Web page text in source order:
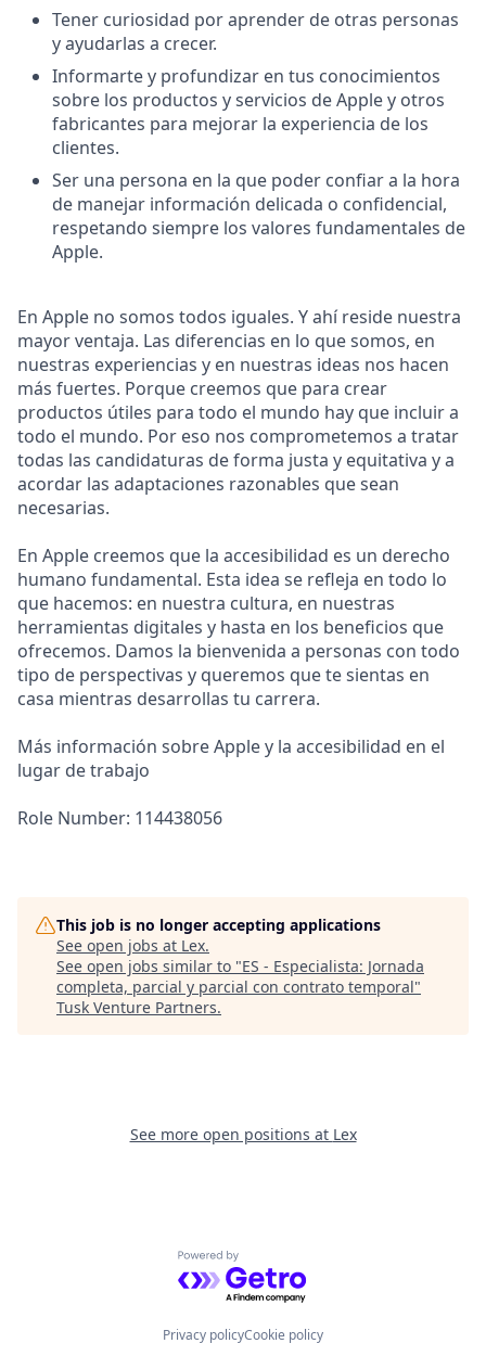
Tener curiosidad por aprender de otras personas
y ayudarlas a crecer.
Informarte y profundizar en tus conocimientos
sobre los productos y servicios de Apple y otros
fabricantes para mejorar la experiencia de los
clientes.
Ser una persona en la que poder confiar a la hora
de manejar información delicada o confidencial,
respetando siempre los valores fundamentales de
Apple.
En Apple no somos todos iguales. Y ahí reside nuestra
mayor ventaja. Las diferencias en lo que somos, en
nuestras experiencias y en nuestras ideas nos hacen
más fuertes. Porque creemos que para crear
productos útiles para todo el mundo hay que incluir a
todo el mundo. Por eso nos comprometemos a tratar
todas las candidaturas de forma justa y equitativa y a
acordar las adaptaciones razonables que sean
necesarias.
En Apple creemos que la accesibilidad es un derecho
humano fundamental. Esta idea se refleja en todo lo
que hacemos: en nuestra cultura, en nuestras
herramientas digitales y hasta en los beneficios que
ofrecemos. Damos la bienvenida a personas con todo
tipo de perspectivas y queremos que te sientas en
casa mientras desarrollas tu carrera.
Más información sobre Apple y la accesibilidad en el
lugar de trabajo
Role Number: 114438056
This job is no longer accepting applications
See open jobs at Lex.
See open jobs similar to "ES - Especialista: Jornada
completa, parcial y parcial con contrato temporal"
Tusk Venture Partners.
See more open positions at Lex
Powered by Getro.com
Privacy policyCookie policy